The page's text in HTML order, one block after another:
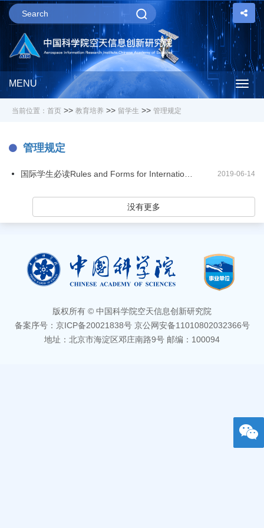
MENU
当前位置： 首页 >> 教育培养 >> 留学生 >> 管理规定
管理规定
2019-06-14
没有更多
版权所有 © 中国科学院空天信息创新研究院
备案序号：京ICP备20021838号 京公网安备11010802032366号
地址：北京市海淀区邓庄南路9号 邮编：100094